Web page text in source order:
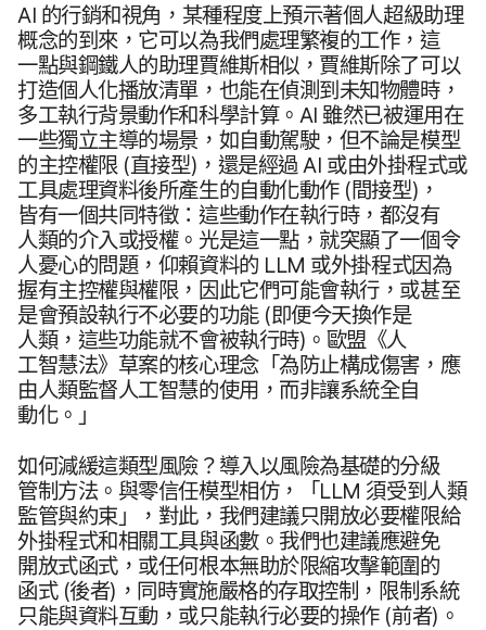
AI 的​行銷​和​視角，​某​種​程​度​上​預示​著​個人​超級​助理​
概念​的​到來，​它​可以​為​我們​處理​繁複​的​工作，​這​
一點​與​鋼鐵人​的​助理​賈維斯​相似，​賈維斯除了​可以​
打造​個人化​播​放​清單，​也​能​在​偵測到​未​知物體​時，​
多工​執行背景動作​和​科學​計算。 AI 雖然​已​被​運用​在​
一些​獨立​主導​的​場景，​如​自動​駕駛，​但​不論​是​模型​
的​主控​權​限 (直接型)，​還是​經過 AI 或​由​外掛​程式​或​
工具​處理​資料​後​所​產生​的​自動​化動作 (間​接型)，​
皆有​一​個​共同​特徵：​這些​動作​在​執行​時，​都​沒有​
人類​的​介入​或​授權。​光是​這​一​點，​就​突顯​了​一​個​令​
人​憂心​的​問題，​仰賴​資料​的 LLM 或​外掛​程式​因為​
握有​主控權​與​權限，​因此​它們​可能​會​執行，​或​甚至​
是​會​預設​執行​不​必要​的​功能 (即便​今天​換作​是​
人類，​這些​功能​就​不會​被​執行​時)。​歐盟​《人​
工智慧法​》​草案​的​核心​理念​「為​防止​構成​傷害，​應​
由​人類​監督​人​工​智慧​的​使用，​而​非​讓​系統​全​自​
動化。​」
如何​減緩​這​類​型風險？​導入​以​風險​為​基礎​的​分級​
管制​方法。​與​零信​任​模型​相仿，​「LLM 須​受到​人​類​
監管​與​約束」，​對​此，​我們​建議​只​開放​必要​權限​給​
外掛​程式​和​相關​工具​與​函數。​我們​也​建議​應​避免​
開放式​函式，​或​任何​根本​無助​於​限縮​攻擊​範圍​的​
函式 (後者)，​同時​實施​嚴格​的​存取​控制，​限制​系統​
只能​與​資料​互動，​或​只能​執行​必要​的​操作 (前者)。